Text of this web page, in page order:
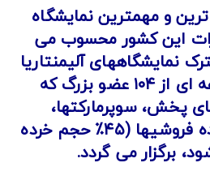
و مهمترین نمایشگاه
این کشور محسوب می
نمایشگاههای آلیمنتاریا
که مجموعه ای از ۱۰۴ عضو بزرگ که
شرکتهای پخش، سوپرمارکتها،
(۴۵
٪حجم خرده
برگزار می گردد.